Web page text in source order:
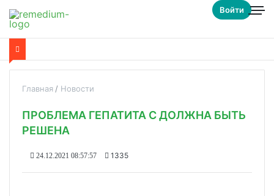
Войти
Главная Новости
ПРОБЛЕМА ГЕПАТИТА С ДОЛЖНА БЫТЬ
РЕШЕНА
24.12.2021 08:57:57 1335